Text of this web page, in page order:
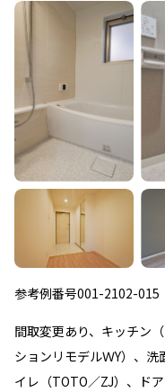
参考例番号001-2102-015
間取変更あり、キッチン
ションリモデルＷY）、
イレ（TOTO／ZJ）、ド